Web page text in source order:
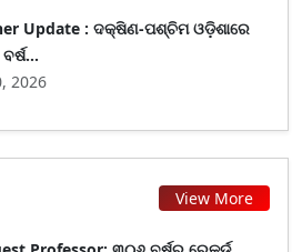
Update : ଦକ୍ଷିଣ-ପଶ୍ଚିମ ଓଡ଼ିଶାରେ
2026
View More